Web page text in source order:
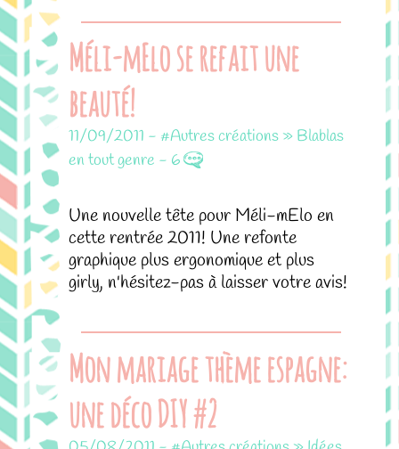
Méli-mElo se refait une
beauté!
11/09/2011 - #Autres créations » Blablas
en tout genre - 6
Une nouvelle tête pour Méli-mElo en
cette rentrée 2011! Une refonte
graphique plus ergonomique et plus
girly, n'hésitez-pas à laisser votre avis!
Mon mariage thème espagne:
une déco DIY #2